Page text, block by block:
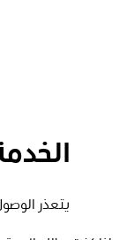
يتعذر